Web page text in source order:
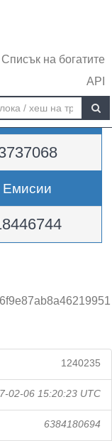
Списък на богатите
API
височина
Емисии
1240235
02-06 15:20:23 UTC
6384180694